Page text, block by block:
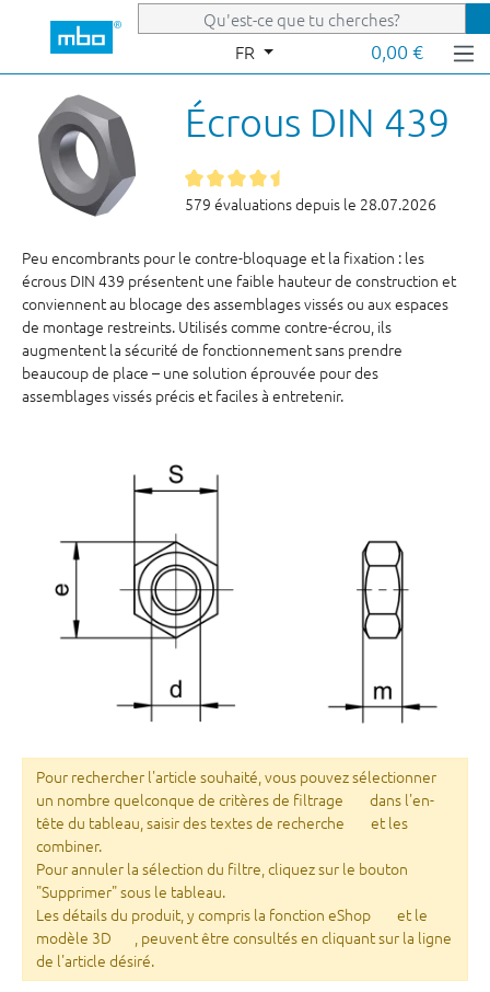
Passer au contenu principal
FR 0,00 €
Écrous DIN 439
579 évaluations depuis le 28.07.2026
Peu encombrants pour le contre-bloquage et la fixation : les
écrous DIN 439 présentent une faible hauteur de construction et
conviennent au blocage des assemblages vissés ou aux espaces
de montage restreints. Utilisés comme contre-écrou, ils
augmentent la sécurité de fonctionnement sans prendre
beaucoup de place – une solution éprouvée pour des
assemblages vissés précis et faciles à entretenir.
Pour rechercher l'article souhaité, vous pouvez sélectionner
un nombre quelconque de critères de filtrage
dans l'en-
tête du tableau, saisir des textes de recherche
et les
combiner.
Pour annuler la sélection du filtre, cliquez sur le bouton
"Supprimer" sous le tableau.
Les détails du produit, y compris la fonction eShop
et le
modèle 3D
, peuvent être consultés en cliquant sur la ligne
de l'article désiré.